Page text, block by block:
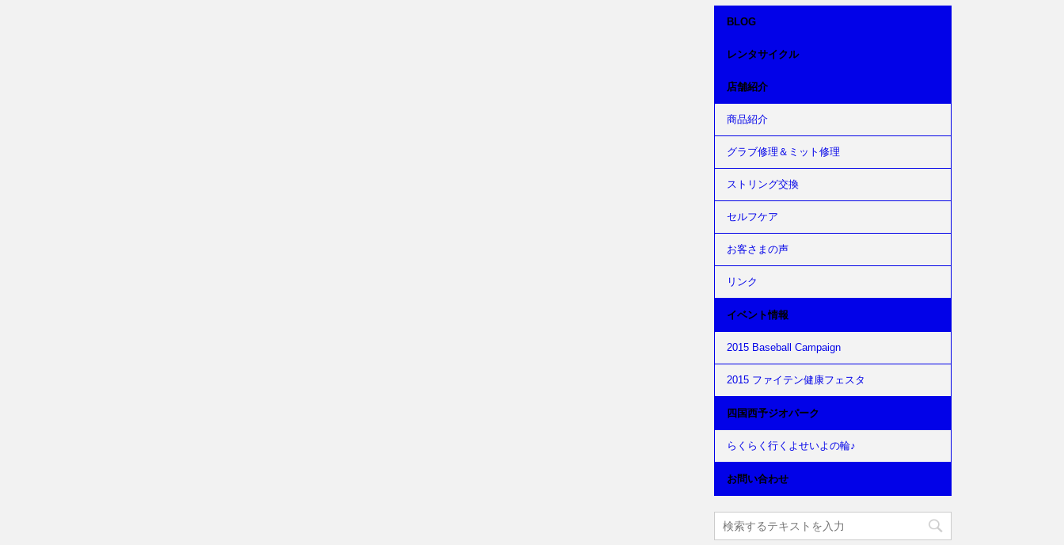
BLOG
レンタサイクル
店舗紹介
商品紹介
グラブ修理＆ミット修理
ストリング交換
セルフケア
お客さまの声
リンク
イベント情報
2015 Baseball Campaign
2015 ファイテン健康フェスタ
四国西予ジオパーク
らくらく行くよせいよの輪♪
お問い合わせ